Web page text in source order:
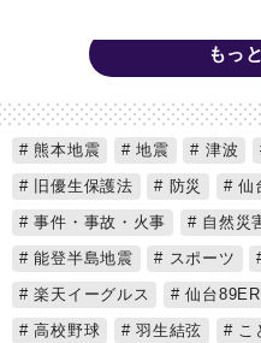
もっ
熊本地震 地震 津波
旧優生保護法
防災 仙
事件・事故・火事
自然災
能登半島地震
スポーツ
楽天イーグルス
仙台
高校野球
羽生結弦
こ